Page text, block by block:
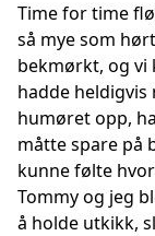
Time for time
så mye som
bekmørkt, og vi
hadde heldigvis
humøret opp,
måtte spare på
kunne følte
Tommy og jeg
å holde utkikk,